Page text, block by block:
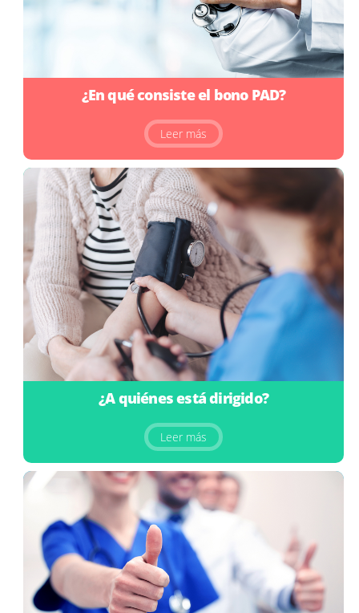
¿En qué consiste el bono PAD?
Leer más
¿A quiénes está dirigido?
Leer más